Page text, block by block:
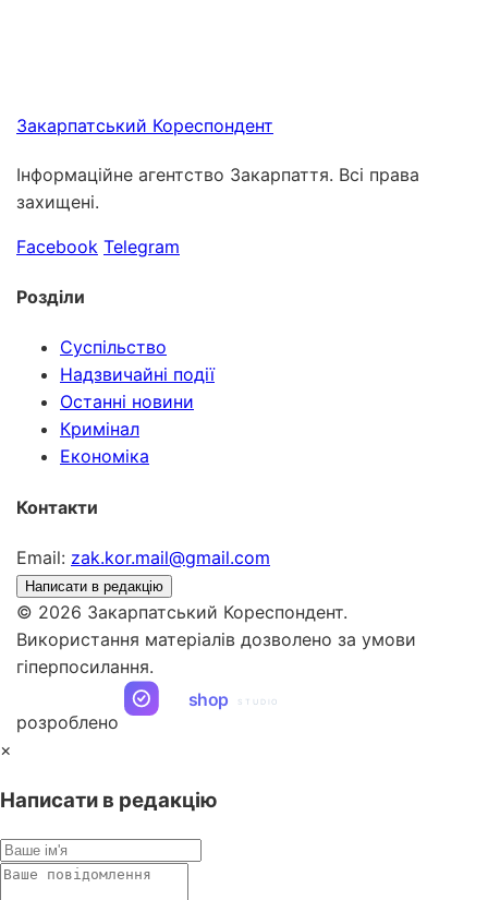
Закарпатський Кореспондент
Інформаційне агентство Закарпаття. Всі права
захищені.
Facebook Telegram
Розділи
Суспільство
Надзвичайні події
Останні новини
Кримінал
Економіка
Контакти
Email: zak.kor.mail@gmail.com
Написати в редакцію
© 2026 Закарпатський Кореспондент.
Використання матеріалів дозволено за умови
гіперпосилання.
розроблено
shop STUDIO
×
Написати в редакцію